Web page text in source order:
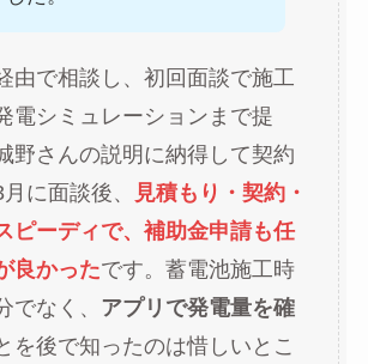
由で相談し、初回面談で施工
電シミュレーションまで提
野さんの説明に納得して契約
に面談後、
見積もり・契約・
ピーディで、補助金申請も任
良かったです。蓄電池施工時
でなく、 アプリで発電量を確
を後で知ったのは惜しいとこ